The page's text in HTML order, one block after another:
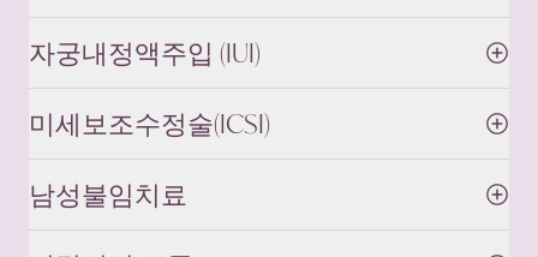
자궁내정액주입 (IUI)
미세보조수정술(ICSI)
남성불임치료